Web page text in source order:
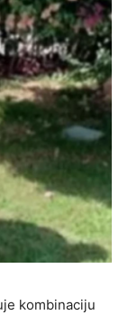
kombinaciju